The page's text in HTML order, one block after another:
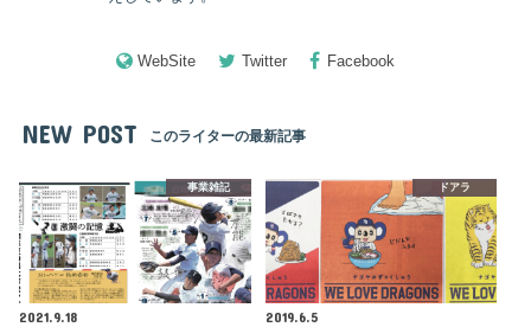
WebSite Twitter Facebook
NEW POST このライターの最新記事
事業雑記
2021.9.18
ドアラ
2019.6.5